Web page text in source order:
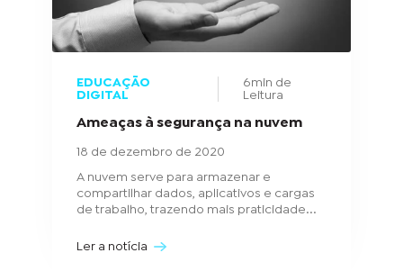
EDUCAÇÃO
DIGITAL
6min de
Leitura
Ameaças à segurança na nuvem
18 de dezembro de 2020
A nuvem serve para armazenar e
compartilhar dados, aplicativos e cargas
de trabalho, trazendo mais praticidade...
Ler a notícia